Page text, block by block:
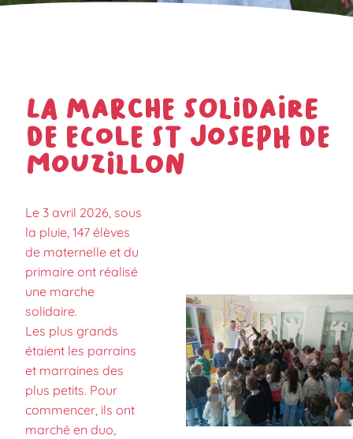
La marche solidaire
de Ecole St Joseph de
Mouzillon
Le 3 avril 2026, sous
la pluie, 147 élèves
de maternelle et du
primaire ont réalisé
une marche
solidaire.
Les plus grands
étaient les parrains
et marraines des
plus petits. Pour
commencer, ils ont
marché en duo,